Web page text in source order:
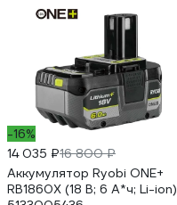
-16%
14 035 ₽16 800 ₽
Аккумулятор Ryobi ONE+
RB1860X (18 В; 6 А*ч; Li-ion)